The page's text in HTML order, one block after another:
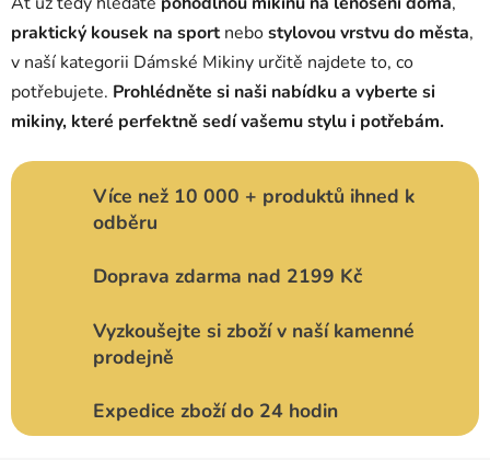
praktický kousek na sportnebostylovou vrstvu do města,
v naší kategorii Dámské Mikiny určitě najdete to, co
potřebujete. Prohlédněte si naši nabídku a vyberte si
mikiny, které perfektně sedí vašemu stylu i potřebám.
Více než 10 000 + produktů ihned k
odběru
Doprava zdarma nad 2199 Kč
Vyzkoušejte si zboží v naší kamenné
prodejně
Expedice zboží do 24 hodin